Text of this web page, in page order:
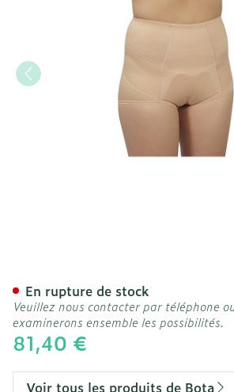
81,40 €
En rupture de stock
Veuillez nous contacter par téléphone
examinerons ensemble les possibilités.
Voir tous les produits de Bota